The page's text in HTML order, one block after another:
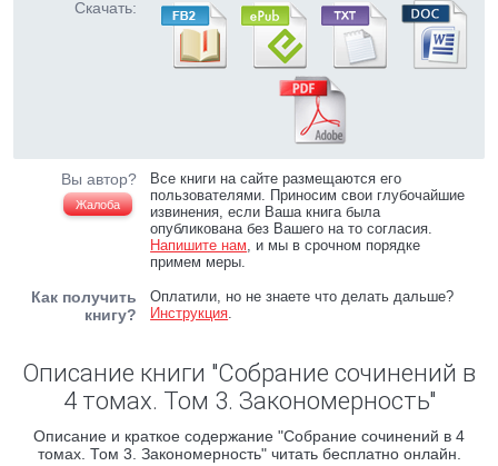
Скачать:
Вы автор?
Жалоба
Все книги на сайте размещаются его
пользователями. Приносим свои глубочайшие
извинения, если Ваша книга была
опубликована без Вашего на то согласия.
Напишите нам, и мы в срочном порядке
примем меры.
Как получить
книгу?
Оплатили, но не знаете что делать дальше?
Инструкция.
Описание книги "Собрание сочинений в
4 томах. Том 3. Закономерность"
Описание и краткое содержание "Собрание сочинений в 4
томах. Том 3. Закономерность" читать бесплатно онлайн.